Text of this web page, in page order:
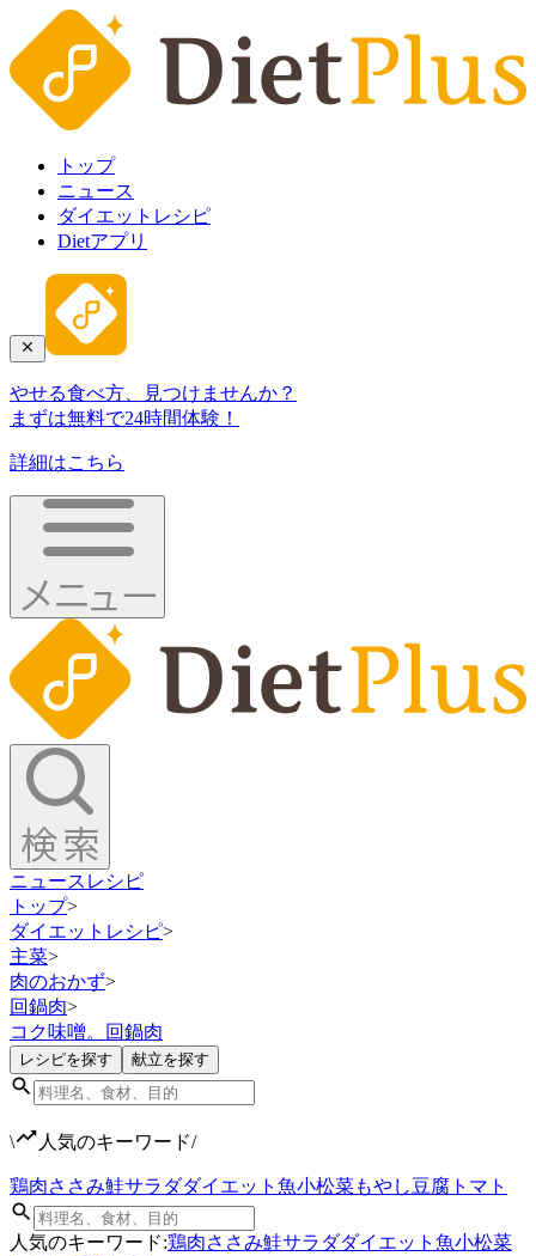
トップ
ニュース
ダイエットレシピ
Dietアプリ
やせる食べ方、見つけませんか？
まずは無料で24時間体験！
詳細はこちら
ニュース レシピ
トップ>
ダイエットレシピ>
主菜>
肉のおかず>
回鍋肉>
コク味噌。回鍋肉
レシピを探す 献立を探す
\ 人気のキーワード/
鶏肉ささみ鮭サラダダイエット 魚小松菜もやし豆腐 トマト
人気のキーワード:鶏肉ささみ鮭サラダダイエット 魚小松菜